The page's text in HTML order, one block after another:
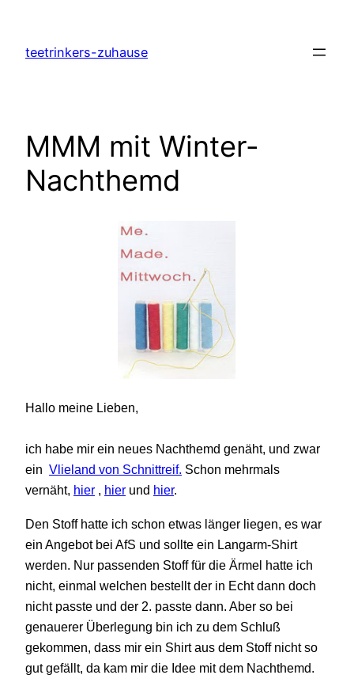
springen
teetrinkers-zuhause
MMM mit Winter-
Nachthemd
Hallo meine Lieben,
ich habe mir ein neues Nachthemd genäht, und zwar
ein Vlieland von Schnittreif. Schon mehrmals
vernäht, hier , hier und hier.
Den Stoff hatte ich schon etwas länger liegen, es war
ein Angebot bei AfS und sollte ein Langarm-Shirt
werden. Nur passenden Stoff für die Ärmel hatte ich
nicht, einmal welchen bestellt der in Echt dann doch
nicht passte und der 2. passte dann. Aber so bei
genauerer Überlegung bin ich zu dem Schluß
gekommen, dass mir ein Shirt aus dem Stoff nicht so
gut gefällt, da kam mir die Idee mit dem Nachthemd.